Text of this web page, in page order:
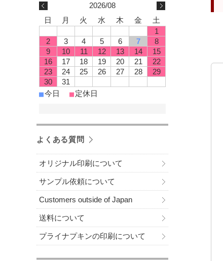
2026/08
日
月 火 水 木 金
土
1
2
3 4 5 6 7
8
9
10 11 12 13 14
15
16
17 18 19 20 21
22
23
24 25 26 27 28
29
30
31
■今日 ■定休日
よくある質問
オリジナル印刷について
サンプル依頼について
Customers outside of Japan
送料について
プライナプキンの印刷について